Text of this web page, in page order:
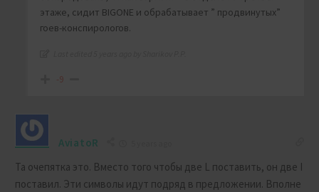
этаже, сидит BIGONE и обрабатывает ” продвинутых”
гоев-конспирологов.
-9
AviatoR
Та очепятка это. Вместо того чтобы две L поставить, он две I
поставил. Эти символы идут подряд в предложении. Вполне